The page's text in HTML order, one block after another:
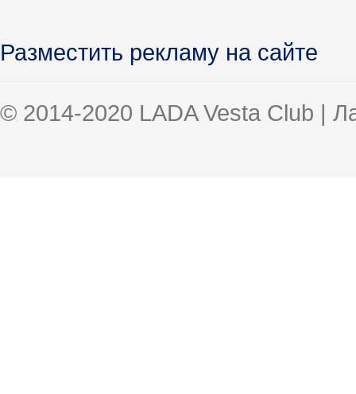
Разместить рекламу на сайте
© 2014-2020 LADA Vesta Club |